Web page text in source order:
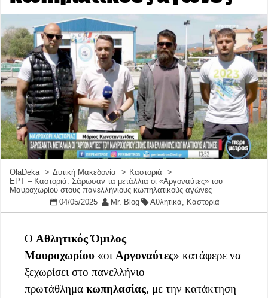
OlaDeka Δυτική Μακεδονία
Καστοριά
ΕΡΤ – Καστοριά: Σάρωσαν τα μετάλλια οι «Αργοναύτες» του
Μαυροχωρίου στους πανελλήνιους κωπηλατικούς αγώνες
04/05/2025
Mr. Blog Αθλητικά Καστοριά
Ο Αθλητικός Όμιλος
Μαυροχωρίου «οι Αργοναύτες» κατάφερε να
ξεχωρίσει στο πανελλήνιο
πρωτάθλημα κωπηλασίας, με την κατάκτηση